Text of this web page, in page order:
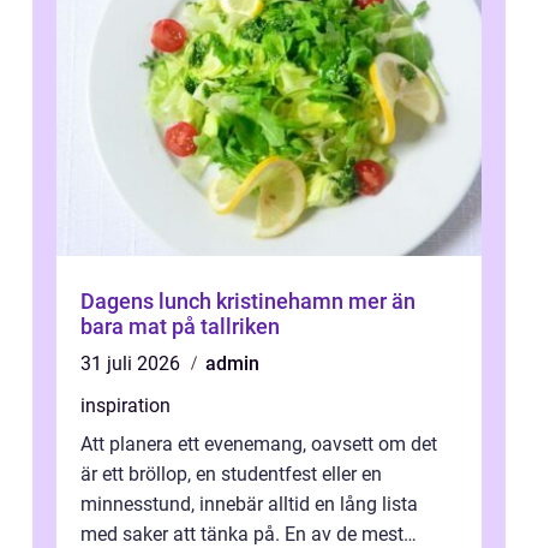
Dagens lunch kristinehamn mer än
bara mat på tallriken
31 juli 2026
admin
inspiration
Att planera ett evenemang, oavsett om det
är ett bröllop, en studentfest eller en
minnesstund, innebär alltid en lång lista
med saker att tänka på. En av de mest